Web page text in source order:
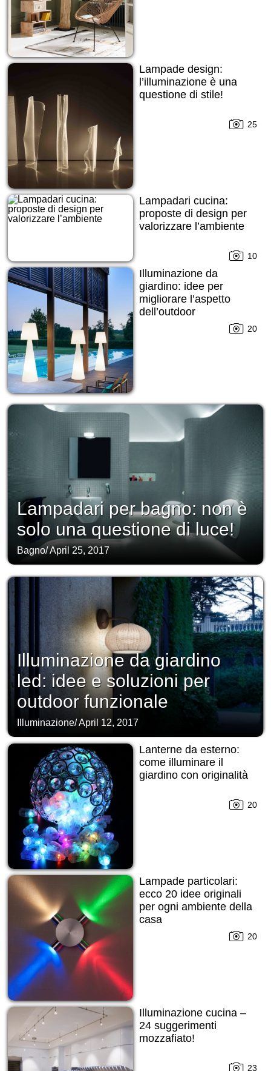
Lampade design:
l’illuminazione è una
questione di stile!
25
Lampadari cucina:
proposte di design per
valorizzare l’ambiente
10
Illuminazione da
giardino: idee per
migliorare l’aspetto
dell’outdoor
20
Lampadari per bagno: non è
solo una questione di luce!
Bagno/April 25, 2017
Illuminazione da giardino
led: idee e soluzioni per
outdoor funzionale
Illuminazione/April 12, 2017
Lanterne da esterno:
come illuminare il
giardino con originalità
20
Lampade particolari:
ecco 20 idee originali
per ogni ambiente della
casa
20
Illuminazione cucina –
24 suggerimenti
mozzafiato!
23